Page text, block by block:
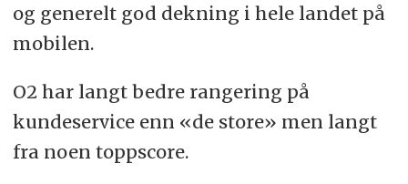
og generelt god dekning i hele landet på
mobilen.
O2 har langt bedre rangering på
kundeservice enn «de store» men langt
fra noen toppscore.